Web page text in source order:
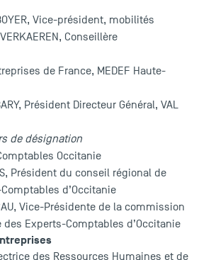
Vice-président, mobilités
Conseillère
de France, MEDEF Haute-
Président Directeur Général, VAL
de désignation
Occitanie
Président du conseil régional de
d’Occitanie
Vice-Présidente de la commission
des Experts-Comptables d’Occitanie
des Ressources Humaines et de